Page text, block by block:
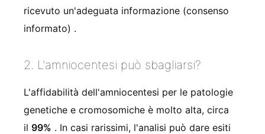
ricevuto un'adeguata informazione (consenso
informato) .
2. L'amniocentesi può sbagliarsi?
L'affidabilità dell'amniocentesi per le patologie
genetiche e cromosomiche è molto alta, circa
il 99% . In casi rarissimi, l'analisi può dare esiti